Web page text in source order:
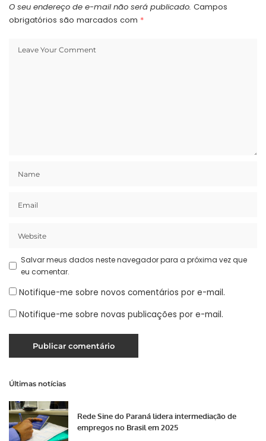
O seu endereço de e-mail não será publicado. Campos
obrigatórios são marcados com *
Salvar meus dados neste navegador para a próxima vez que
eu comentar.
Notifique-me sobre novos comentários por e-mail.
Notifique-me sobre novas publicações por e-mail.
Últimas notícias
Rede Sine do Paraná lidera intermediação de
empregos no Brasil em 2025